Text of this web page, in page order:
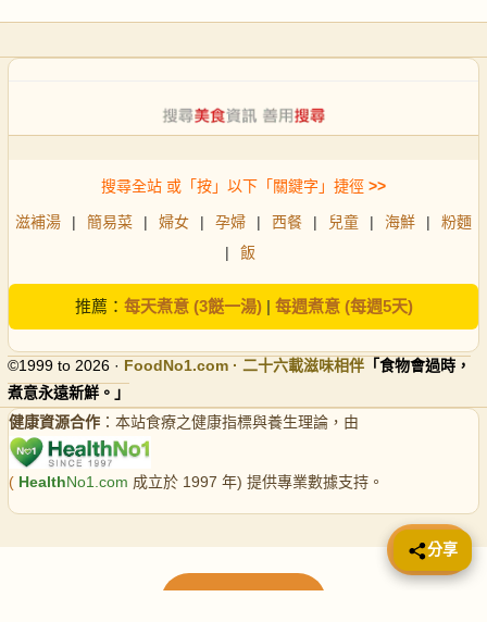
搜尋全站 或「按」以下「關鍵字」捷徑 >>
滋補湯 | 簡易菜 | 婦女 | 孕婦 | 西餐 | 兒童 | 海鮮 |
粉麵
|
飯
推薦： 每天煮意 (3餸一湯)| 每週煮意 (每週5天)
©1999 to 2026 · FoodNo1.com · 二十六載滋味相伴 「食物會過時，
煮意永遠新鮮。」
健康資源合作 ：本站食療之健康指標與養生理論，由
( HealthNo1.com 成立於 1997 年) 提供專業數據支持。
📤 分享
分享